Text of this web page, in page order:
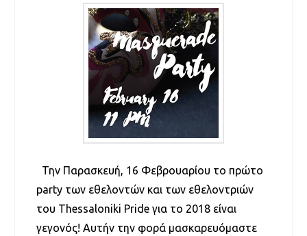
Την Παρασκευή, 16 Φεβρουαρίου το πρώτο
party των εθελοντών και των εθελοντριών
του Thessaloniki Pride για το 2018 είναι
γεγονός! Αυτήν την φορά μασκαρευόμαστε